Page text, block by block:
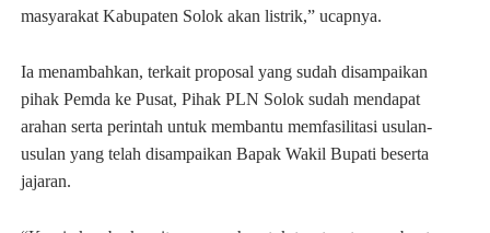
masyarakat Kabupaten Solok akan listrik,” ucapnya.
Ia menambahkan, terkait proposal yang sudah disampaikan
pihak Pemda ke Pusat, Pihak PLN Solok sudah mendapat
arahan serta perintah untuk membantu memfasilitasi usulan-
usulan yang telah disampaikan Bapak Wakil Bupati beserta
jajaran.